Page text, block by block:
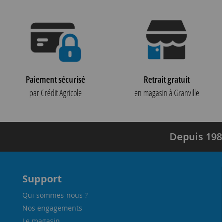
Paiement sécurisé
par Crédit Agricole
Retrait gratuit
en magasin à Granville
Depuis
Support
Qui sommes-nous ?
Nos engagements